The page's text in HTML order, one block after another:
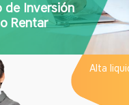
de Inversión
Rentar
Alta